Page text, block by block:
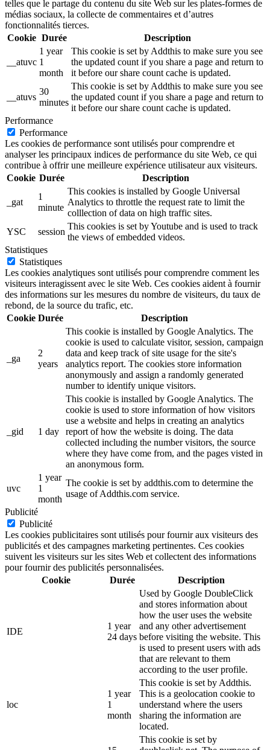
telles que le partage du contenu du site Web sur les plates-formes de
médias sociaux, la collecte de commentaires et d’autres
fonctionnalités tierces.
Cookie Durée Description
__atuvc
1 year
1
month
This cookie is set by Addthis to make sure you see
the updated count if you share a page and return to
it before our share count cache is updated.
__atuvs
30
minutes
This cookie is set by Addthis to make sure you see
the updated count if you share a page and return to
it before our share count cache is updated.
Performance
Performance
Les cookies de performance sont utilisés pour comprendre et
analyser les principaux indices de performance du site Web, ce qui
contribue à offrir une meilleure expérience utilisateur aux visiteurs.
Cookie Durée Description
_gat
1
minute
This cookies is installed by Google Universal
Analytics to throttle the request rate to limit the
colllection of data on high traffic sites.
YSC
session
This cookies is set by Youtube and is used to track
the views of embedded videos.
Statistiques
Statistiques
Les cookies analytiques sont utilisés pour comprendre comment les
visiteurs interagissent avec le site Web. Ces cookies aident à fournir
des informations sur les mesures du nombre de visiteurs, du taux de
rebond, de la source du trafic, etc.
Cookie Durée Description
_ga
2
years
This cookie is installed by Google Analytics. The
cookie is used to calculate visitor, session, campaign
data and keep track of site usage for the site's
analytics report. The cookies store information
anonymously and assign a randomly generated
number to identify unique visitors.
_gid 1 day
This cookie is installed by Google Analytics. The
cookie is used to store information of how visitors
use a website and helps in creating an analytics
report of how the website is doing. The data
collected including the number visitors, the source
where they have come from, and the pages visted in
an anonymous form.
uvc
1 year
1
month
The cookie is set by addthis.com to determine the
usage of Addthis.com service.
Publicité
Publicité
Les cookies publicitaires sont utilisés pour fournir aux visiteurs des
publicités et des campagnes marketing pertinentes. Ces cookies
suivent les visiteurs sur les sites Web et collectent des informations
pour fournir des publicités personnalisées.
Cookie
Durée Description
IDE
1 year
24 days
Used by Google DoubleClick
and stores information about
how the user uses the website
and any other advertisement
before visiting the website. This
is used to present users with ads
that are relevant to them
according to the user profile.
loc
1 year
1
month
This cookie is set by Addthis.
This is a geolocation cookie to
understand where the users
sharing the information are
located.
This cookie is set by